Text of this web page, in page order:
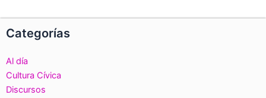
Categorías
Al día
Cultura Cívica
Discursos